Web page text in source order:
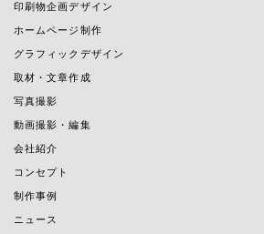
印刷物企画デザイン
ホームページ制作
グラフィックデザイン
取材・文章作成
写真撮影
動画撮影・編集
会社紹介
コンセプト
制作事例
ニュース